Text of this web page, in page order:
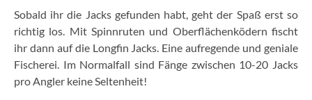
Sobald ihr die Jacks gefunden habt, geht der Spaß erst so
richtig los. Mit Spinnruten und Oberflächenködern fischt
ihr dann auf die Longfin Jacks. Eine aufregende und geniale
Fischerei. Im Normalfall sind Fänge zwischen 10-20 Jacks
pro Angler keine Seltenheit!